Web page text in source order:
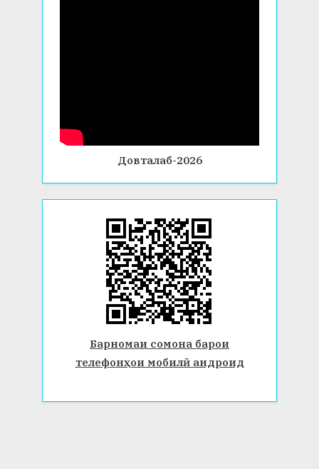
Довталаб-2026
Барномаи сомона барои
телефонҳои мобилӣ андроид